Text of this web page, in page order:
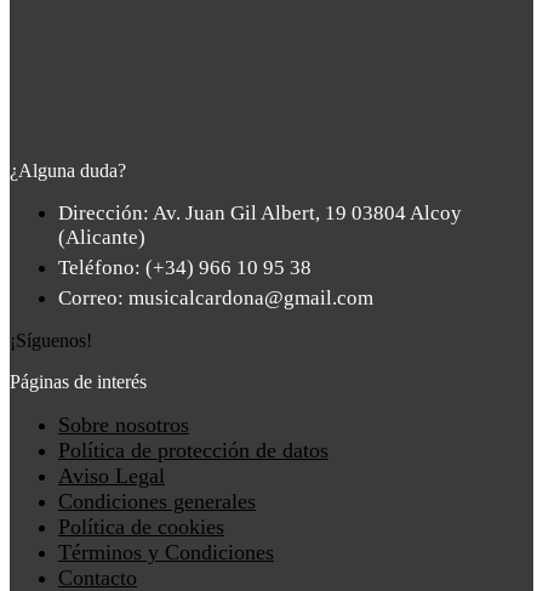
¿Alguna duda?
Dirección: Av. Juan Gil Albert, 19 03804 Alcoy
(Alicante)
Teléfono: (+34) 966 10 95 38
Correo: musicalcardona@gmail.com
¡Síguenos!
Páginas de interés
Main
Sobre nosotros
Política de protección de datos
Aviso Legal
Condiciones generales
Política de cookies
Términos y Condiciones
Contacto